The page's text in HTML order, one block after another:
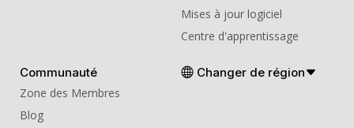
Mises à jour logiciel
Centre d'apprentissage
Communauté
Zone des Membres
Blog
Changer de région